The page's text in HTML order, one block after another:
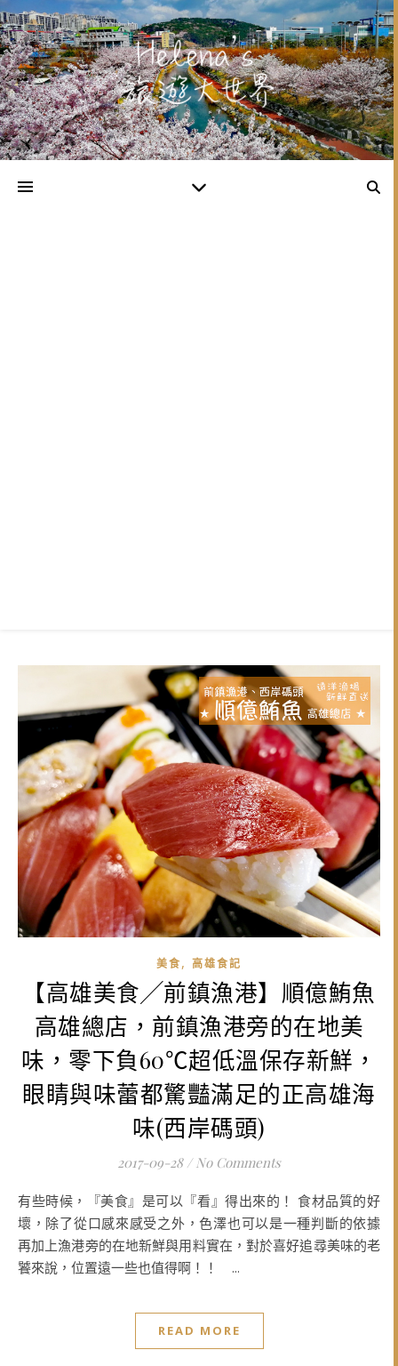
美食, 高雄食記
【高雄美食╱前鎮漁港】順億鮪魚
高雄總店，前鎮漁港旁的在地美
味，零下負60℃超低溫保存新鮮，
眼睛與味蕾都驚豔滿足的正高雄海
味(西岸碼頭)
2017-09-28 / No Comments
有些時候，『美食』是可以『看』得出來的！ 食材品質的好
壞，除了從口感來感受之外，色澤也可以是一種判斷的依據
再加上漁港旁的在地新鮮與用料實在，對於喜好追尋美味的老
饕來說，位置遠一些也值得啊！！ ...
READ MORE